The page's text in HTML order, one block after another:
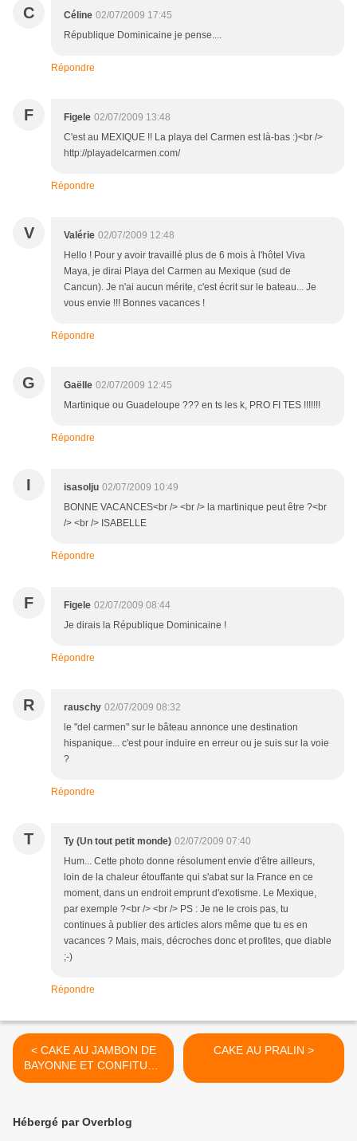
C Céline 02/07/2009 17:45
République Dominicaine je pense....
Répondre
F Figele 02/07/2009 13:48
C'est au MEXIQUE !! La playa del Carmen est là-bas :)<br />
http://playadelcarmen.com/
Répondre
V Valérie 02/07/2009 12:48
Hello ! Pour y avoir travaillé plus de 6 mois à l'hôtel Viva
Maya, je dirai Playa del Carmen au Mexique (sud de
Cancun). Je n'ai aucun mérite, c'est écrit sur le bateau... Je
vous envie !!! Bonnes vacances !
Répondre
G Gaëlle 02/07/2009 12:45
Martinique ou Guadeloupe ??? en ts les k, PRO FI TES !!!!!!!
Répondre
I isasolju 02/07/2009 10:49
BONNE VACANCES<br /> <br /> la martinique peut être ?<br
/> <br /> ISABELLE
Répondre
F Figele 02/07/2009 08:44
Je dirais la République Dominicaine !
Répondre
R rauschy 02/07/2009 08:32
le "del carmen" sur le bâteau annonce une destination
hispanique... c'est pour induire en erreur ou je suis sur la voie
?
Répondre
T Ty (Un tout petit monde) 02/07/2009 07:40
Hum... Cette photo donne résolument envie d'être ailleurs,
loin de la chaleur étouffante qui s'abat sur la France en ce
moment, dans un endroit emprunt d'exotisme. Le Mexique,
par exemple ?<br /> <br /> PS : Je ne le crois pas, tu
continues à publier des articles alors même que tu es en
vacances ? Mais, mais, décroches donc et profites, que diable
;-)
Répondre
< CAKE AU JAMBON DE
BAYONNE ET CONFITURE
DE FIGUES
CAKE AU PRALIN >
Hébergé par Overblog